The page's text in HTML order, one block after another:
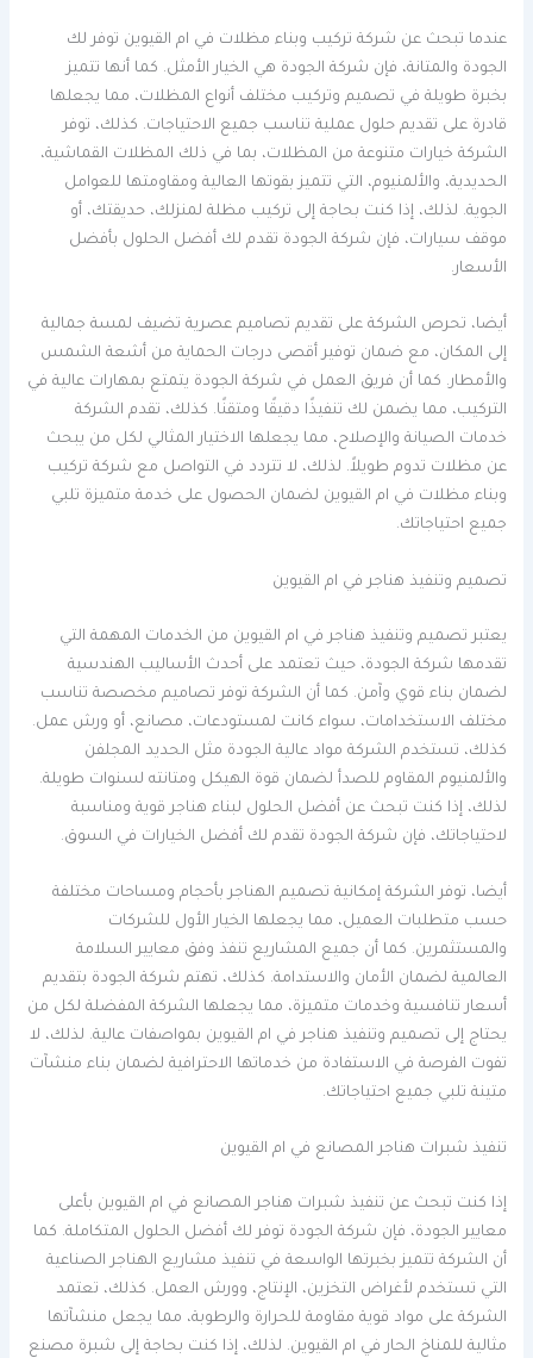
عندما تبحث عن شركة تركيب وبناء مظلات في ام القيوين توفر لك
الجودة والمتانة، فإن شركة الجودة هي الخيار الأمثل. كما أنها تتميز
بخبرة طويلة في تصميم وتركيب مختلف أنواع المظلات، مما يجعلها
قادرة على تقديم حلول عملية تناسب جميع الاحتياجات. كذلك، توفر
الشركة خيارات متنوعة من المظلات، بما في ذلك المظلات القماشية،
الحديدية، والألمنيوم، التي تتميز بقوتها العالية ومقاومتها للعوامل
الجوية. لذلك، إذا كنت بحاجة إلى تركيب مظلة لمنزلك، حديقتك، أو
موقف سيارات، فإن شركة الجودة تقدم لك أفضل الحلول بأفضل
الأسعار.
أيضا، تحرص الشركة على تقديم تصاميم عصرية تضيف لمسة جمالية
إلى المكان، مع ضمان توفير أقصى درجات الحماية من أشعة الشمس
والأمطار. كما أن فريق العمل في شركة الجودة يتمتع بمهارات عالية في
التركيب، مما يضمن لك تنفيذًا دقيقًا ومتقنًا. كذلك، تقدم الشركة
خدمات الصيانة والإصلاح، مما يجعلها الاختيار المثالي لكل من يبحث
عن مظلات تدوم طويلاً. لذلك، لا تتردد في التواصل مع شركة تركيب
وبناء مظلات في ام القيوين لضمان الحصول على خدمة متميزة تلبي
جميع احتياجاتك.
تصميم وتنفيذ هناجر في ام القيوين
يعتبر تصميم وتنفيذ هناجر في ام القيوين من الخدمات المهمة التي
تقدمها شركة الجودة، حيث تعتمد على أحدث الأساليب الهندسية
لضمان بناء قوي وآمن. كما أن الشركة توفر تصاميم مخصصة تناسب
مختلف الاستخدامات، سواء كانت لمستودعات، مصانع، أو ورش عمل.
كذلك، تستخدم الشركة مواد عالية الجودة مثل الحديد المجلفن
والألمنيوم المقاوم للصدأ لضمان قوة الهيكل ومتانته لسنوات طويلة.
لذلك، إذا كنت تبحث عن أفضل الحلول لبناء هناجر قوية ومناسبة
لاحتياجاتك، فإن شركة الجودة تقدم لك أفضل الخيارات في السوق.
أيضا، توفر الشركة إمكانية تصميم الهناجر بأحجام ومساحات مختلفة
حسب متطلبات العميل، مما يجعلها الخيار الأول للشركات
والمستثمرين. كما أن جميع المشاريع تنفذ وفق معايير السلامة
العالمية لضمان الأمان والاستدامة. كذلك، تهتم شركة الجودة بتقديم
أسعار تنافسية وخدمات متميزة، مما يجعلها الشركة المفضلة لكل من
يحتاج إلى تصميم وتنفيذ هناجر في ام القيوين بمواصفات عالية. لذلك، لا
تفوت الفرصة في الاستفادة من خدماتها الاحترافية لضمان بناء منشآت
متينة تلبي جميع احتياجاتك.
تنفيذ شبرات هناجر المصانع في ام القيوين
إذا كنت تبحث عن تنفيذ شبرات هناجر المصانع في ام القيوين بأعلى
معايير الجودة، فإن شركة الجودة توفر لك أفضل الحلول المتكاملة. كما
أن الشركة تتميز بخبرتها الواسعة في تنفيذ مشاريع الهناجر الصناعية
التي تستخدم لأغراض التخزين، الإنتاج، وورش العمل. كذلك، تعتمد
الشركة على مواد قوية مقاومة للحرارة والرطوبة، مما يجعل منشآتها
مثالية للمناخ الحار في ام القيوين. لذلك، إذا كنت بحاجة إلى شبرة مصنع